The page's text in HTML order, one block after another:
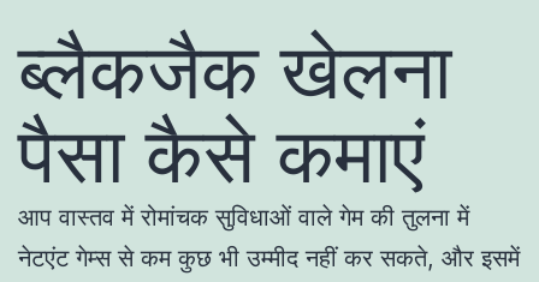
ब्लैकजैक खेलना
पैसा कैसे कमाएं
आप वास्तव में रोमांचक सुविधाओं वाले गेम की तुलना में
नेटएंट गेम्स से कम कुछ भी उम्मीद नहीं कर सकते, और इसमें